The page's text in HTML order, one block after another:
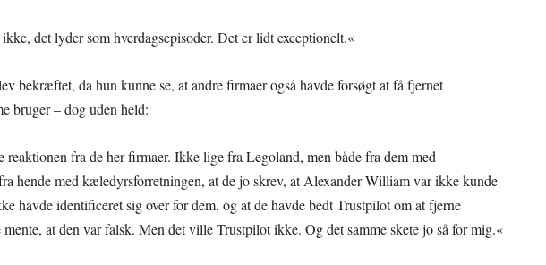
det lyder som hverdagsepisoder. Det er lidt exceptionelt.«
bekræftet, da hun kunne se, at andre firmaer også havde forsøgt at få fjernet
bruger – dog uden held:
reaktionen fra de her firmaer. Ikke lige fra Legoland, men både fra dem med
hende med kæledyrsforretningen, at de jo skrev, at Alexander William var ikke kunde
havde identificeret sig over for dem, og at de havde bedt Trustpilot om at fjerne
mente, at den var falsk. Men det ville Trustpilot ikke. Og det samme skete jo så for mig.«